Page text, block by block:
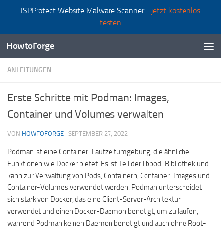
ISPProtect Website Malware Scanner - jetzt kostenlos
testen
Zum Inhalt springen
HowtoForge
ANLEITUNGEN
Erste Schritte mit Podman: Images,
Container und Volumes verwalten
VON HOWTOFORGE · SEPTEMBER 27, 2022
Podman ist eine Container-Laufzeitumgebung, die ähnliche
Funktionen wie Docker bietet. Es ist Teil der libpod-Bibliothek und
kann zur Verwaltung von Pods, Containern, Container-Images und
Container-Volumes verwendet werden. Podman unterscheidet
sich stark von Docker, das eine Client-Server-Architektur
verwendet und einen Docker-Daemon benötigt, um zu laufen,
während Podman keinen Daemon benötigt und auch ohne Root-